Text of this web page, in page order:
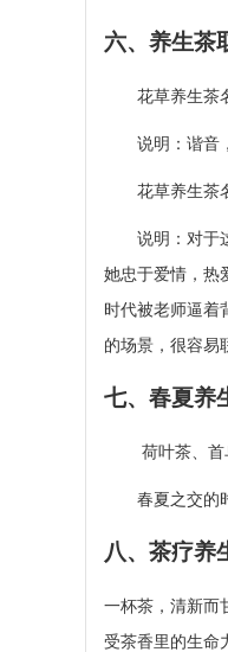
六、养生茶
花草养生茶
说明：谐音，
花草养生茶
说明：对于这
她忠于爱情，热
时代被老师逼着
的场景，很容易
七、春夏养
荷叶茶、首乌
春夏之交的时
八、茶疗养
一杯茶，清新而
受茶香里的生命